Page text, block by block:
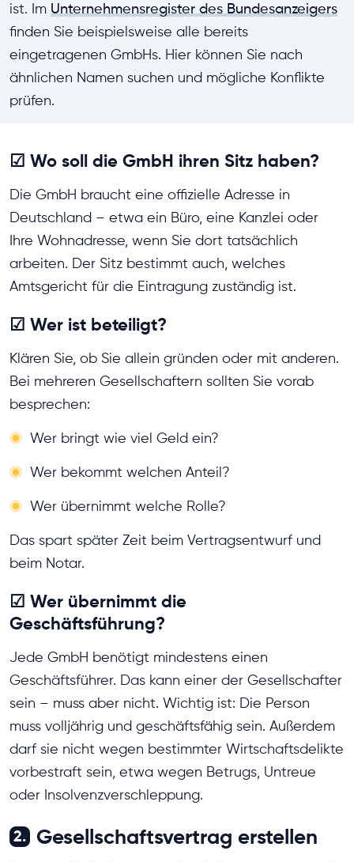
ist. Im Unternehmensregister des Bundesanzeigers
finden Sie beispielsweise alle bereits
eingetragenen GmbHs. Hier können Sie nach
ähnlichen Namen suchen und mögliche Konflikte
prüfen.
☑ Wo soll die GmbH ihren Sitz haben?
Die GmbH braucht eine offizielle Adresse in
Deutschland – etwa ein Büro, eine Kanzlei oder
Ihre Wohnadresse, wenn Sie dort tatsächlich
arbeiten. Der Sitz bestimmt auch, welches
Amtsgericht für die Eintragung zuständig ist.
☑ Wer ist beteiligt?
Klären Sie, ob Sie allein gründen oder mit anderen.
Bei mehreren Gesellschaftern sollten Sie vorab
besprechen:
Wer bringt wie viel Geld ein?
Wer bekommt welchen Anteil?
Wer übernimmt welche Rolle?
Das spart später Zeit beim Vertragsentwurf und
beim Notar.
☑ Wer übernimmt die
Geschäftsführung?
Jede GmbH benötigt mindestens einen
Geschäftsführer. Das kann einer der Gesellschafter
sein – muss aber nicht. Wichtig ist: Die Person
muss volljährig und geschäftsfähig sein. Außerdem
darf sie nicht wegen bestimmter Wirtschaftsdelikte
vorbestraft sein, etwa wegen Betrugs, Untreue
oder Insolvenzverschleppung.
2. Gesellschaftsvertrag erstellen